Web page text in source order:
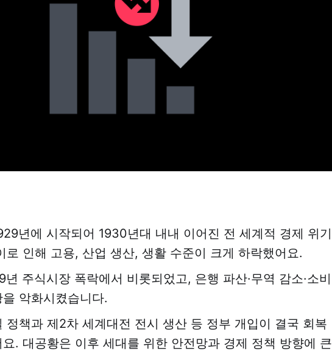
년에 시작되어 1930년대 내내 이어진 전 세계적 경제 위기
로 인해 고용, 산업 생산, 생활 수준이 크게 하락했어요.
년 주식시장 폭락에서 비롯되었고, 은행 파산·무역 감소·소비
악화시켰습니다.
정책과 제2차 세계대전 전시 생산 등 정부 개입이 결국 회복
. 대공황은 이후 세대를 위한 안전망과 경제 정책 방향에 큰